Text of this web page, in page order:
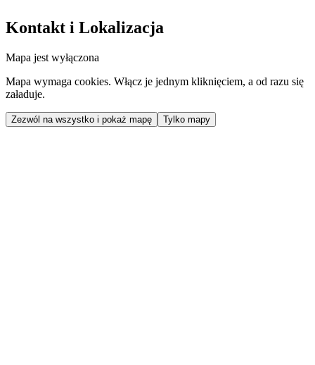
Kontakt i Lokalizacja
Mapa jest wyłączona
Mapa wymaga cookies. Włącz je jednym kliknięciem, a od razu się
załaduje.
Zezwól na wszystko i pokaż mapę Tylko mapy